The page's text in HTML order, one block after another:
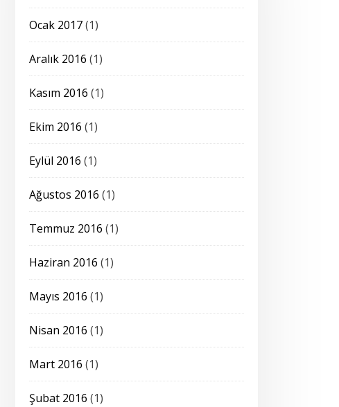
Ocak 2017(1)
Aralık 2016 (1)
Kasım 2016 (1)
Ekim 2016 (1)
Eylül 2016 (1)
Ağustos 2016 (1)
Temmuz 2016 (1)
Haziran 2016 (1)
Mayıs 2016 (1)
Nisan 2016 (1)
Mart 2016 (1)
Şubat 2016 (1)